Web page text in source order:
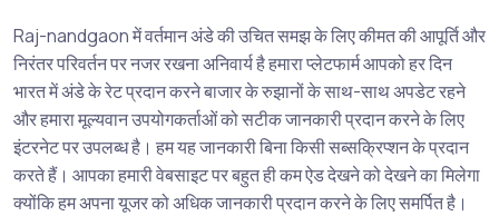
Raj-nandgaon में वर्तमान अंडे की उचित समझ के लिए कीमत की आपूर्ति और
निरंतर परिवर्तन पर नजर रखना अनिवार्य है हमारा प्लेटफार्म आपको हर दिन
भारत में अंडे के रेट प्रदान करने बाजार के रुझानों के साथ-साथ अपडेट रहने
और हमारा मूल्यवान उपयोगकर्ताओं को सटीक जानकारी प्रदान करने के लिए
इंटरनेट पर उपलब्ध है। हम यह जानकारी बिना किसी सब्सक्रिप्शन के प्रदान
करते हैं। आपका हमारी वेबसाइट पर बहुत ही कम ऐड देखने को देखने का मिलेगा
क्योंकि हम अपना यूजर को अधिक जानकारी प्रदान करने के लिए समर्पित है।